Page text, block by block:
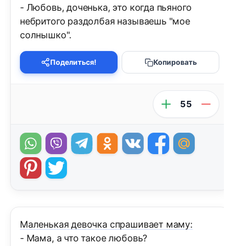
- Любовь, доченька, это когда пьяного
небритого раздолбая называешь "мое
солнышко".
Поделиться! Копировать
55
Маленькая девочка спрашивает маму:
- Мама, а что такое любовь?